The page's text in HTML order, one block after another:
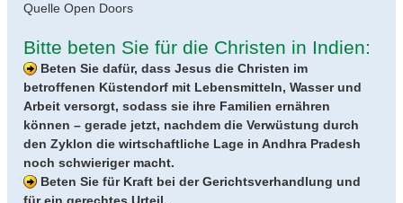
Quelle Open Doors
Bitte beten Sie für die Christen in Indien:
Beten Sie dafür, dass Jesus die Christen im
betroffenen Küstendorf mit Lebensmitteln, Wasser und
Arbeit versorgt, sodass sie ihre Familien ernähren
können – gerade jetzt, nachdem die Verwüstung durch
den Zyklon die wirtschaftliche Lage in Andhra Pradesh
noch schwieriger macht.
Beten Sie für Kraft bei der Gerichtsverhandlung und